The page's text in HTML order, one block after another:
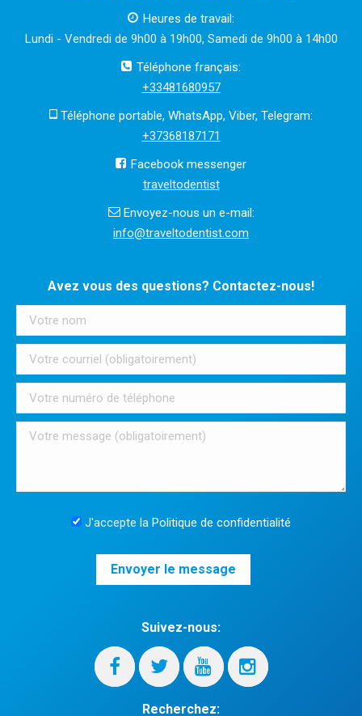
Heures de travail:
Lundi - Vendredi de 9h00 à 19h00, Samedi de 9h00 à 14h00
Téléphone français:
+33481680957
Téléphone portable, WhatsApp, Viber, Telegram:
+37368187171
Facebook messenger
traveltodentist
Envoyez-nous un e-mail:
info@traveltodentist.com
Avez vous des questions? Contactez-nous!
J'accepte la Politique de confidentialité
Suivez-nous:
Recherchez: